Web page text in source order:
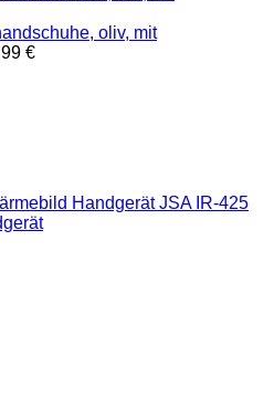
oliv, mit
€
JSA IR-425